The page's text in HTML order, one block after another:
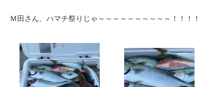
Ｍ田さん、ハマチ祭りじゃ～～～～～～～～～～！！！！